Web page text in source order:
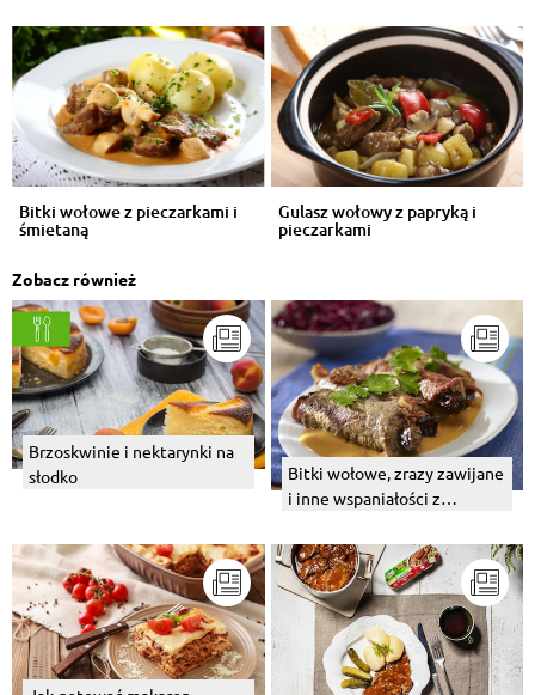
Bitki wołowe z pieczarkami i
śmietaną
Gulasz wołowy z papryką i
pieczarkami
Zobacz również
Brzoskwinie i nektarynki na
słodko
Bitki wołowe, zrazy zawijane
i inne wspaniałości z